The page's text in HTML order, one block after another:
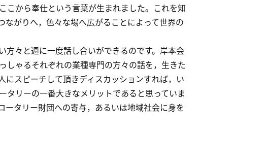
から奉仕という言葉が生まれました。これを知
ながりへ，色々な場へ広がることによって世界の
々と週に一度話し合いができるのです。岸本会
しゃるそれぞれの業種専門の方々の話を，生きた
スピーチして頂きディスカッションすれば，い
タリーの一番大きなメリットであると思っていま
タリー財団への寄与，あるいは地域社会に身を